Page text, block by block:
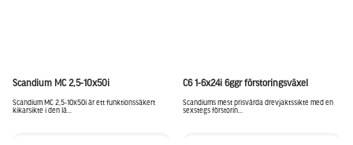
Scandium MC 2,5-10x50i
Scandium MC 2,5-10x50i är ett funktionssäkert
kikarsikte i den lä...
C6 1-6x24i 6ggr förstoringsväxel
Scandiums mest prisvärda drevjaktssikte med en
sexstegs förstorin...